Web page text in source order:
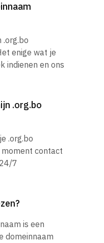
.org.bo
enige wat je
indienen en ons
.org.bo
.org.bo
contact
7
is een
domeinnaam